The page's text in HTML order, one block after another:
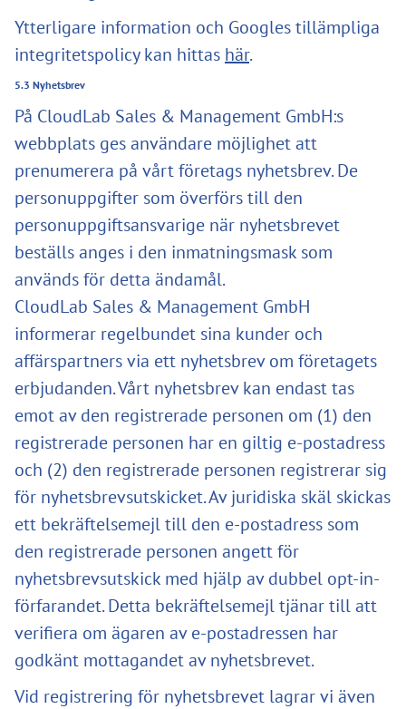
Ytterligare information och Googles tillämpliga
integritetspolicy kan hittas här.
5.3 Nyhetsbrev
På CloudLab Sales & Management GmbH:s
webbplats ges användare möjlighet att
prenumerera på vårt företags nyhetsbrev. De
personuppgifter som överförs till den
personuppgiftsansvarige när nyhetsbrevet
beställs anges i den inmatningsmask som
används för detta ändamål.
CloudLab Sales & Management GmbH
informerar regelbundet sina kunder och
affärspartners via ett nyhetsbrev om företagets
erbjudanden. Vårt nyhetsbrev kan endast tas
emot av den registrerade personen om (1) den
registrerade personen har en giltig e-postadress
och (2) den registrerade personen registrerar sig
för nyhetsbrevsutskicket. Av juridiska skäl skickas
ett bekräftelsemejl till den e-postadress som
den registrerade personen angett för
nyhetsbrevsutskick med hjälp av dubbel opt-in-
förfarandet. Detta bekräftelsemejl tjänar till att
verifiera om ägaren av e-postadressen har
godkänt mottagandet av nyhetsbrevet.
Vid registrering för nyhetsbrevet lagrar vi även